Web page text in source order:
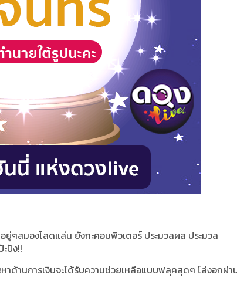
ยู่ๆสมองโลดแล่น ยังกะคอมพิวเตอร์ ประมวลผล ประมวล
ปัง!!
านการเงินจะได้รับความช่วยเหลือแบบฟลุคสุดๆ โล่งอกผ่า